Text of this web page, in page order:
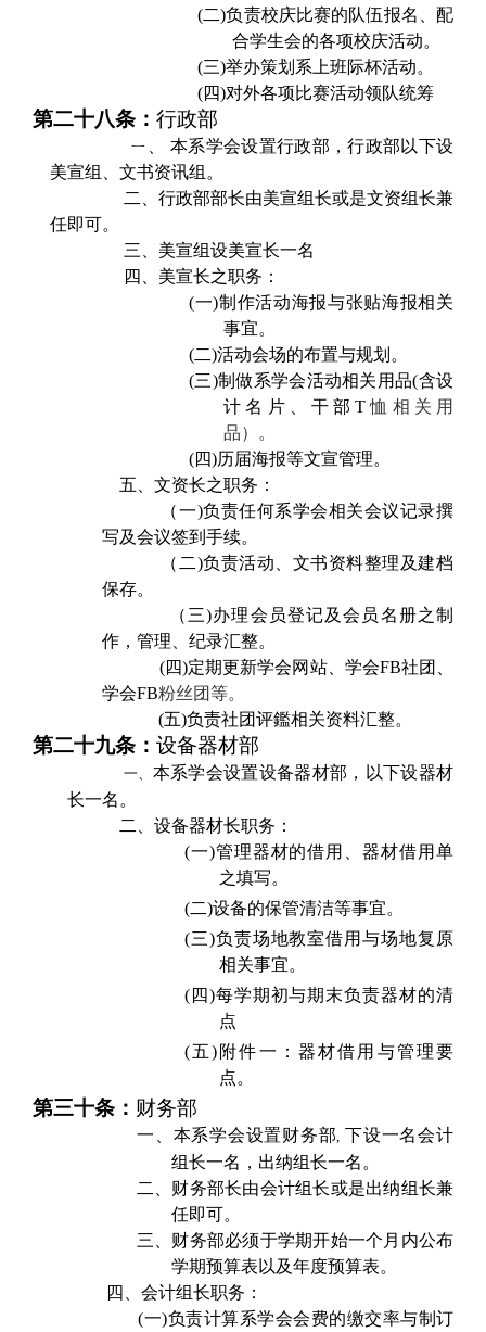
(二)负责校庆比赛的队伍报名、配
合学生会的各项校庆活动。
(三)举办策划系上班际杯活动。
(四)对外各项比赛活动领队统筹
第二十八条： 行政部
ㄧ、 本系学会设置行政部，行政部以下设
美宣组、文书资讯组。
二、行政部部长由美宣组长或是文资组长兼
任即可。
三、美宣组设美宣长一名
四、美宣长之职务：
(一)制作活动海报与张贴海报相关
事宜。
(二)活动会场的布置与规划。
(三)制做系学会活动相关用品(含设
计名片、干部T恤相关用
品）。
(四)历届海报等文宣管理。
五、文资长之职务：
（一)负责任何系学会相关会议记录撰
写及会议签到手续。
（二)负责活动、文书资料整理及建档
保存。
（三)办理会员登记及会员名册之制
作，管理、纪录汇整。
(四)定期更新学会网站、学会FB社团、
学会FB粉丝团等。
(五)负责社团评鑑相关资料汇整。
第二十九条： 设备器材部
一、 本系学会设置设备器材部，以下设器材
长一名。
二、设备器材长职务：
(一)管理器材的借用、器材借用单
之填写。
(二)设备的保管清洁等事宜。
(三)负责场地教室借用与场地复原
相关事宜。
(四)每学期初与期末负责器材的清
点
(五) 附件一：器材借用与管理要
点。
第三十条： 财务部
一、 本系学会设置财务部 下设一名会计
组长一名，出纳组长一名。
二、 财务部长由会计组长或是出纳组长兼
任即可。
三、 财务部必须于学期开始一个月内公布
学期预算表以及年度预算表。
四、会计组长职务：
(一)负责计算系学会会费的缴交率与制订